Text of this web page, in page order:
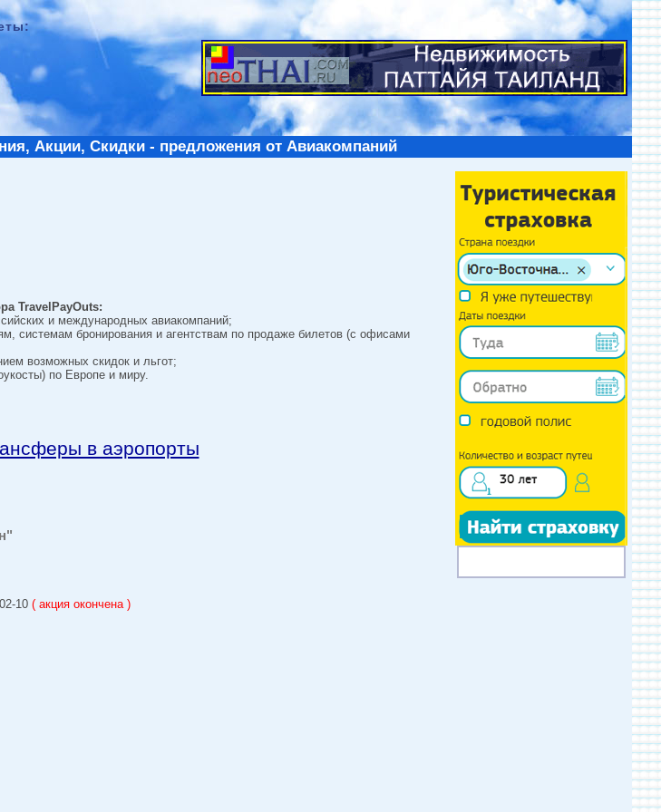
Акции, Скидки - предложения от Авиакомпаний
TravelPayOuts:
и международных авиакомпаний;
системам бронирования и агентствам по продаже билетов (с офисами
возможных скидок и льгот;
по Европе и миру.
в аэропорты
10 ( акция окончена )